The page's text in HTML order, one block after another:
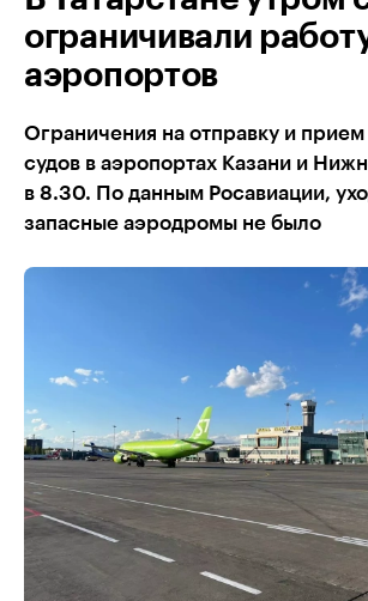
ограничивали
аэропортов
Ограничения на отправку и
судов в аэропортах Казани и
в 8.30. По данным Росавиации,
запасные аэродромы не было